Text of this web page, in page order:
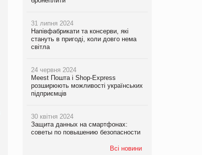
31 липня 2024
Напівфабрикати та консерви, які
стануть в пригоді, коли довго нема
світла
24 червня 2024
Meest Пошта і Shop-Express
розширюють можливості українських
підприємців
30 квітня 2024
Защита данных на смартфонах:
советы по повышению безопасности
Всі новини